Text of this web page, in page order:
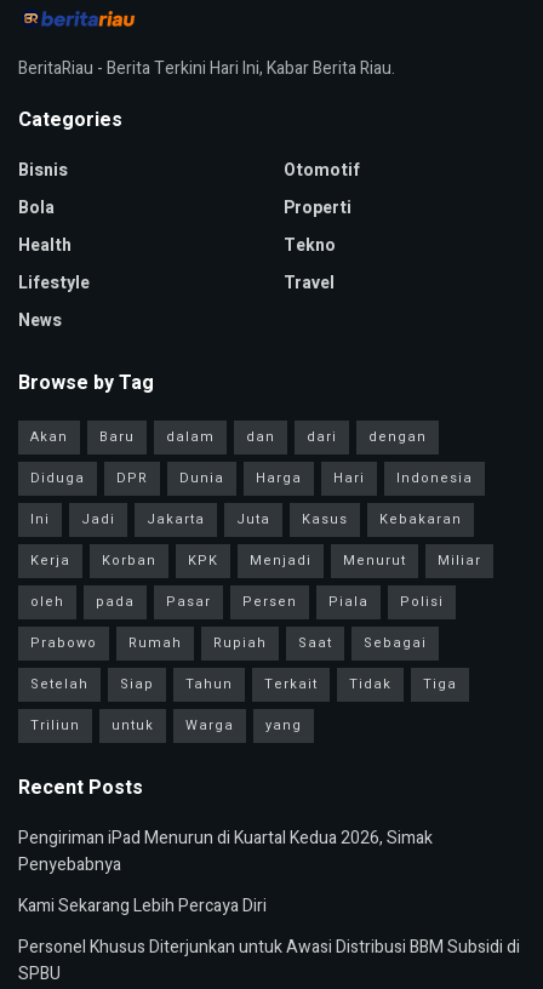
BeritaRiau - Berita Terkini Hari Ini, Kabar Berita Riau.
Categories
Bisnis
Bola
Health
Lifestyle
News
Otomotif
Properti
Tekno
Travel
Browse by Tag
Akan Baru dalam dan dari
dengan
Diduga
DPR Dunia Harga Hari
Indonesia
Ini
Jadi Jakarta Juta Kasus
Kebakaran
Kerja
Korban KPK Menjadi Menurut
Miliar
oleh
pada Pasar Persen Piala
Polisi
Prabowo
Rumah Rupiah Saat
Sebagai
Setelah
Siap Tahun Terkait Tidak
Tiga
Triliun
untuk Warga yang
Recent Posts
Pengiriman iPad Menurun di Kuartal Kedua 2026, Simak
Penyebabnya
Kami Sekarang Lebih Percaya Diri
Personel Khusus Diterjunkan untuk Awasi Distribusi BBM Subsidi di
SPBU